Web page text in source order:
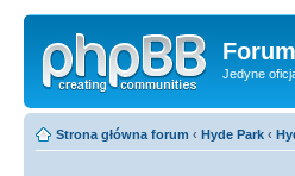
Jedyne
Strona główna forum ‹ Hyde Park ‹